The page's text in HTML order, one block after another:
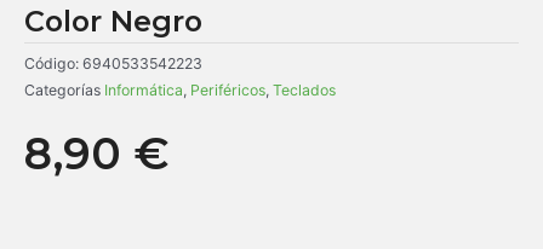
Color Negro
Código: 6940533542223
Categorías Informática, Periféricos, Teclados
8,90 €